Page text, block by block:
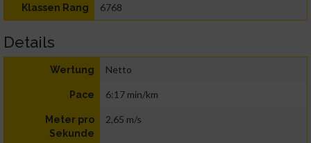
Klassen Rang 6768
Details
Wertung Netto
Pace 6:17 min/km
Meter pro
Sekunde
2,65 m/s